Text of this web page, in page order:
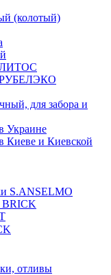
(колотый)
ЛИТОС
РУБЕЛЭКО
для забора и
Украине
Киеве и Киевской
S.ANSELMO
BRICK
отливы